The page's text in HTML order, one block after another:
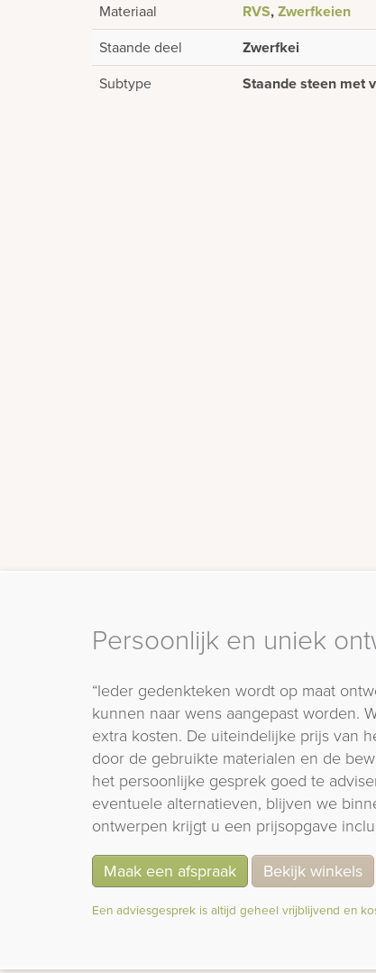
Materiaal RVS,Zwerfkeien
Staande deel Zwerfkei
Subtype Staande steen met
Persoonlijk en uniek
“Ieder gedenkteken wordt op maat
kunnen naar wens aangepast worden.
extra kosten. De uiteindelijke prijs van
door de gebruikte materialen en de
het persoonlijke gesprek goed te
eventuele alternatieven, blijven we
ontwerpen krijgt u een prijsopgave
Maak een afspraak Bekijk winkels
Een adviesgesprek is altijd geheel vrijblijvend en